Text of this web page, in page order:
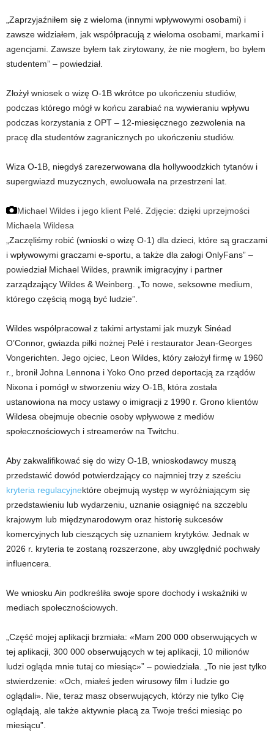
„Zaprzyjaźniłem się z wieloma (innymi wpływowymi osobami) i
zawsze widziałem, jak współpracują z wieloma osobami, markami i
agencjami. Zawsze byłem tak zirytowany, że nie mogłem, bo byłem
studentem” – powiedział.
Złożył wniosek o wizę O-1B wkrótce po ukończeniu studiów,
podczas którego mógł w końcu zarabiać na wywieraniu wpływu
podczas korzystania z OPT – 12-miesięcznego zezwolenia na
pracę dla studentów zagranicznych po ukończeniu studiów.
Wiza O-1B, niegdyś zarezerwowana dla hollywoodzkich tytanów i
supergwiazd muzycznych, ewoluowała na przestrzeni lat.
Michael Wildes i jego klient Pelé. Zdjęcie: dzięki uprzejmości
Michaela Wildesa
„Zaczęliśmy robić (wnioski o wizę O-1) dla dzieci, które są graczami
i wpływowymi graczami e-sportu, a także dla załogi OnlyFans” –
powiedział Michael Wildes, prawnik imigracyjny i partner
zarządzający Wildes & Weinberg. „To nowe, seksowne medium,
którego częścią mogą być ludzie”.
Wildes współpracował z takimi artystami jak muzyk Sinéad
O’Connor, gwiazda piłki nożnej Pelé i restaurator Jean-Georges
Vongerichten. Jego ojciec, Leon Wildes, który założył firmę w 1960
r., bronił Johna Lennona i Yoko Ono przed deportacją za rządów
Nixona i pomógł w stworzeniu wizy O-1B, która została
ustanowiona na mocy ustawy o imigracji z 1990 r. Grono klientów
Wildesa obejmuje obecnie osoby wpływowe z mediów
społecznościowych i streamerów na Twitchu.
Aby zakwalifikować się do wizy O-1B, wnioskodawcy muszą
przedstawić dowód potwierdzający co najmniej trzy z sześciu
kryteria regulacyjnektóre obejmują występ w wyróżniającym się
przedstawieniu lub wydarzeniu, uznanie osiągnięć na szczeblu
krajowym lub międzynarodowym oraz historię sukcesów
komercyjnych lub cieszących się uznaniem krytyków. Jednak w
2026 r. kryteria te zostaną rozszerzone, aby uwzględnić pochwały
influencera.
We wniosku Ain podkreśliła swoje spore dochody i wskaźniki w
mediach społecznościowych.
„Część mojej aplikacji brzmiała: «Mam 200 000 obserwujących w
tej aplikacji, 300 000 obserwujących w tej aplikacji, 10 milionów
ludzi ogląda mnie tutaj co miesiąc»” – powiedziała. „To nie jest tylko
stwierdzenie: «Och, miałeś jeden wirusowy film i ludzie go
oglądali». Nie, teraz masz obserwujących, którzy nie tylko Cię
oglądają, ale także aktywnie płacą za Twoje treści miesiąc po
miesiącu”.